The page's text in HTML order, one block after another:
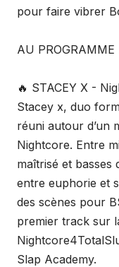
pour faire vibrer
AU PROGRAMME
​🔥 STACEY X -
Stacey x, duo
réuni autour d’un
Nightcore. Entre
maîtrisé et basses
entre euphorie et
des scènes pour
premier track sur
Slap Academy.